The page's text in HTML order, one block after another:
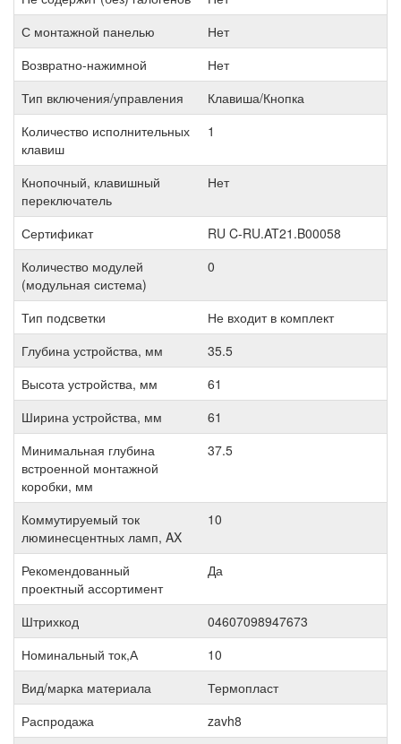
С монтажной панелью
Нет
Возвратно-нажимной
Нет
Тип включения/управления
Клавиша/Кнопка
Количество исполнительных
клавиш
1
Кнопочный, клавишный
переключатель
Нет
Сертификат
RU C-RU.AT21.B00058
Количество модулей
(модульная система)
0
Тип подсветки
Не входит в комплект
Глубина устройства, мм
35.5
Высота устройства, мм
61
Ширина устройства, мм
61
Минимальная глубина
встроенной монтажной
коробки, мм
37.5
Коммутируемый ток
люминесцентных ламп, AX
10
Рекомендованный
проектный ассортимент
Да
Штрихкод
04607098947673
Номинальный ток,А
10
Вид/марка материала
Термопласт
Распродажа
zavh8